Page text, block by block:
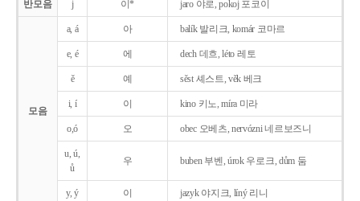
반모음 j 이* jaro 야로, pokoj 포코이
모음
a, á 아 balík 발리크, komár 코마르
e, é 에 dech 데흐, léto 레토
ě 예 sěst 셰스트, věk 베크
i, í 이 kino 키노, míra 미라
o,ó 오 obec 오베츠, nervózni 네르보즈니
u, ú,
ů
우 buben 부벤, úrok 우로크, dům 둠
y, ý 이 jazyk야지크, líný 리니